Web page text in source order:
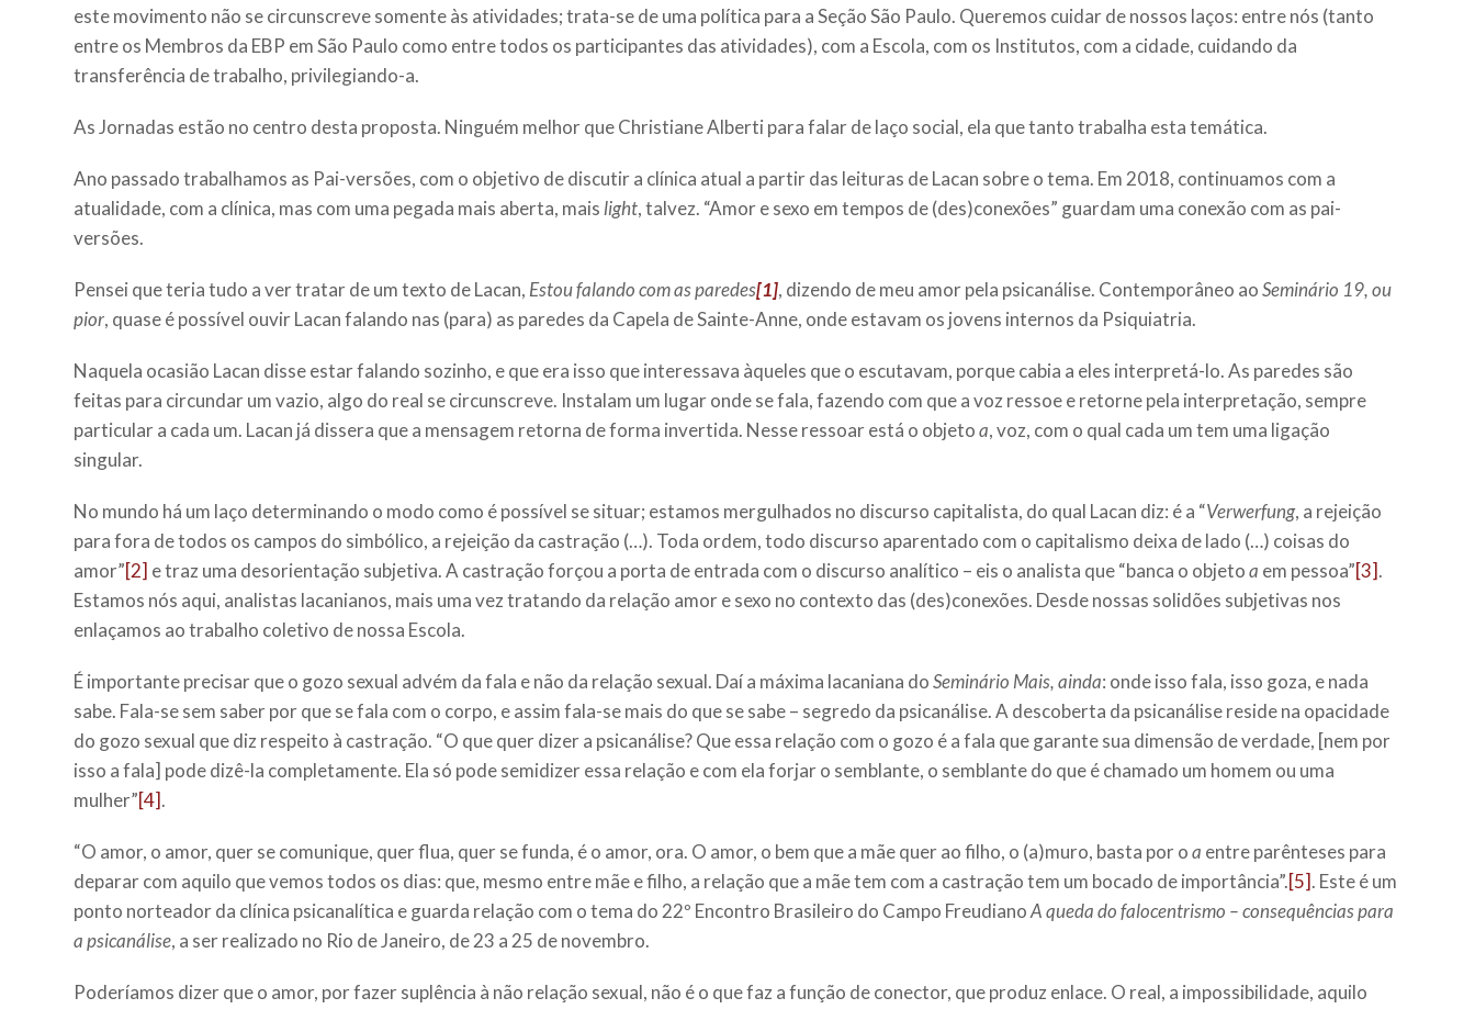
este movimento não se circunscreve somente às atividades; trata-se de uma política para a Seção São Paulo. Queremos cuidar de nossos laços: entre nós (tanto
entre os Membros da EBP em São Paulo como entre todos os participantes das atividades), com a Escola, com os Institutos, com a cidade, cuidando da
transferência de trabalho, privilegiando-a.
As Jornadas estão no centro desta proposta. Ninguém melhor que Christiane Alberti para falar de laço social, ela que tanto trabalha esta temática.
Ano passado trabalhamos as Pai-versões, com o objetivo de discutir a clínica atual a partir das leituras de Lacan sobre o tema. Em 2018, continuamos com a
atualidade, com a clínica, mas com uma pegada mais aberta, maislight, talvez. “Amor e sexo em tempos de (des)conexões” guardam uma conexão com as pai-
versões.
Pensei que teria tudo a ver tratar de um texto de Lacan, Estou falando com as paredes[1], dizendo de meu amor pela psicanálise. Contemporâneo aoSeminário 19, ou
pior, quase é possível ouvir Lacan falando nas (para) as paredes da Capela de Sainte-Anne, onde estavam os jovens internos da Psiquiatria.
Naquela ocasião Lacan disse estar falando sozinho, e que era isso que interessava àqueles que o escutavam, porque cabia a eles interpretá-lo. As paredes são
feitas para circundar um vazio, algo do real se circunscreve. Instalam um lugar onde se fala, fazendo com que a voz ressoe e retorne pela interpretação, sempre
particular a cada um. Lacan já dissera que a mensagem retorna de forma invertida. Nesse ressoar está o objetoa, voz, com o qual cada um tem uma ligação
singular.
No mundo há um laço determinando o modo como é possível se situar; estamos mergulhados no discurso capitalista, do qual Lacan diz: é a “Verwerfung, a rejeição
para fora de todos os campos do simbólico, a rejeição da castração (…). Toda ordem, todo discurso aparentado com o capitalismo deixa de lado (…) coisas do
amor”[2] e traz uma desorientação subjetiva. A castração forçou a porta de entrada com o discurso analítico – eis o analista que “banca o objetoa em pessoa”[3].
Estamos nós aqui, analistas lacanianos, mais uma vez tratando da relação amor e sexo no contexto das (des)conexões. Desde nossas solidões subjetivas nos
enlaçamos ao trabalho coletivo de nossa Escola.
É importante precisar que o gozo sexual advém da fala e não da relação sexual. Daí a máxima lacaniana doSeminário Mais, ainda: onde isso fala, isso goza, e nada
sabe. Fala-se sem saber por que se fala com o corpo, e assim fala-se mais do que se sabe – segredo da psicanálise. A descoberta da psicanálise reside na opacidade
do gozo sexual que diz respeito à castração. “O que quer dizer a psicanálise? Que essa relação com o gozo é a fala que garante sua dimensão de verdade, [nem por
isso a fala] pode dizê-la completamente. Ela só pode semidizer essa relação e com ela forjar o semblante, o semblante do que é chamado um homem ou uma
mulher”[4].
“O amor, o amor, quer se comunique, quer flua, quer se funda, é o amor, ora. O amor, o bem que a mãe quer ao filho, o (a)muro, basta por oa entre parênteses para
deparar com aquilo que vemos todos os dias: que, mesmo entre mãe e filho, a relação que a mãe tem com a castração tem um bocado de importância”.[5]. Este é um
ponto norteador da clínica psicanalítica e guarda relação com o tema do 22º Encontro Brasileiro do Campo FreudianoA queda do falocentrismo – consequências para
a psicanálise, a ser realizado no Rio de Janeiro, de 23 a 25 de novembro.
Poderíamos dizer que o amor, por fazer suplência à não relação sexual, não é o que faz a função de conector, que produz enlace. O real, a impossibilidade, aquilo